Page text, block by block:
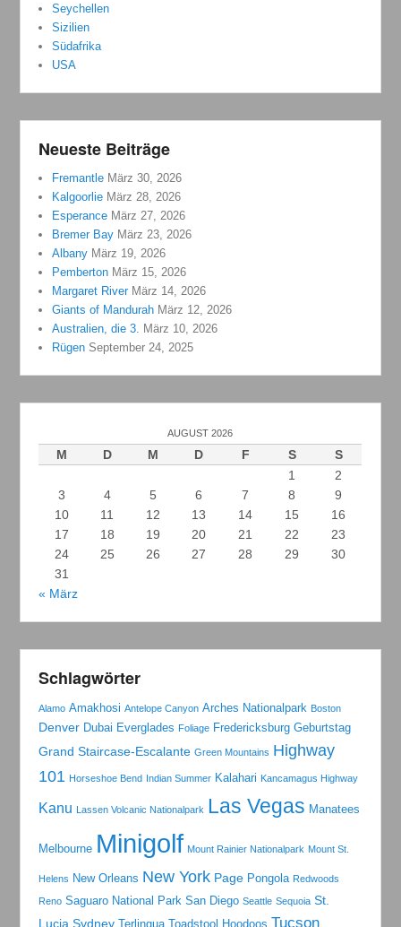
Seychellen
Sizilien
Südafrika
USA
Neueste Beiträge
Fremantle März 30, 2026
Kalgoorlie März 28, 2026
Esperance März 27, 2026
Bremer Bay März 23, 2026
Albany März 19, 2026
Pemberton März 15, 2026
Margaret River März 14, 2026
Giants of Mandurah März 12, 2026
Australien, die 3. März 10, 2026
Rügen September 24, 2025
AUGUST 2026
M D M D F S
S
1
2
3
4 5 6 7 8
9
10
11 12 13 14 15
16
17
18 19 20 21 22
23
24
25 26 27 28 29
30
31
« März
Schlagwörter
Alamo Amakhosi Antelope Canyon Arches Nationalpark Boston
Denver Dubai Everglades Foliage Fredericksburg Geburtstag
Grand Staircase-Escalante Green Mountains Highway
101 Horseshoe Bend Indian Summer Kalahari Kancamagus Highway
Kanu Lassen Volcanic Nationalpark Las Vegas Manatees
Melbourne Minigolf Mount Rainier Nationalpark Mount St.
Helens New Orleans New York Page Pongola Redwoods
Reno Saguaro National Park San Diego Seattle Sequoia St.
Lucia Sydney Terlingua Toadstool Hoodoos Tucson